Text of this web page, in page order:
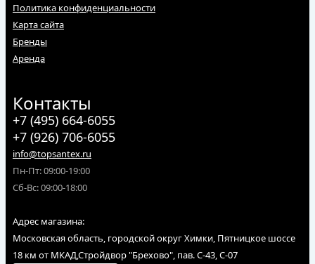
Политика конфиденциальности
Карта сайта
Бренды
Аренда
Контакты
+7 (495) 664-6055
+7 (926) 706-6055
info@topsantex.ru
Пн-Пт: 09:00-19:00
Сб-Вс: 09:00-18:00
Адрес магазина:
Московская область, городской округ Химки, Пятницкое шоссе
18 км от МКАД,Стройдвор "Брехово", пав. С-43, С-07